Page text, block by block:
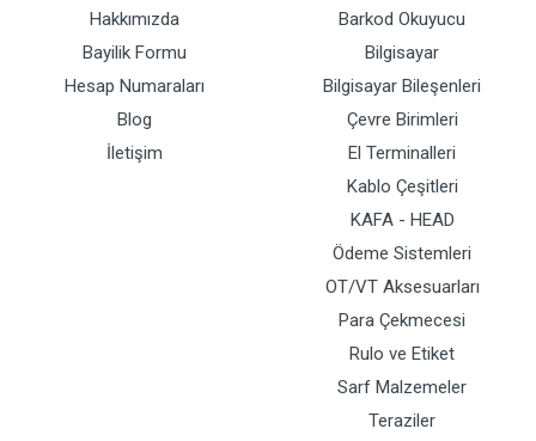
Hakkımızda
Bayilik Formu
Hesap Numaraları
Blog
İletişim
Barkod Okuyucu
Bilgisayar
Bilgisayar Bileşenleri
Çevre Birimleri
El Terminalleri
Kablo Çeşitleri
KAFA - HEAD
Ödeme Sistemleri
OT/VT Aksesuarları
Para Çekmecesi
Rulo ve Etiket
Sarf Malzemeler
Teraziler